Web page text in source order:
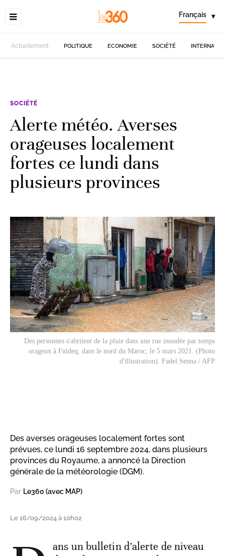
Français ▾
Actuellement POLITIQUE ECONOMIE SOCIÉTÉ
SOCIÉTÉ
Alerte météo. Averses
orageuses localement
fortes ce lundi dans
plusieurs provinces
Des personnes s'abritent de la pluie dans une rue inondée par temps
orageux à Fnideq, dans le nord du Maroc, le 5 mars 2021. (Photo
d'illustration). Fadel Senna / AFP
Des averses orageuses localement fortes sont
prévues, ce lundi 16 septembre 2024, dans plusieurs
provinces du Royaume, a annoncé la Direction
générale de la météorologie (DGM).
Par Le360 (avec MAP)
Le 16/09/2024 à 10h02
ans un bulletin d’alerte de niveau